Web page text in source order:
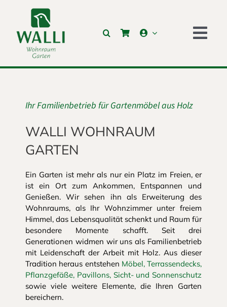
SHOP
LEISTUNGEN
ÜBER UNS
REFERENZEN
AKTUELLES
KONTAKT
Ihr Familienbetrieb fürGartenmöbel aus Holz
WALLI WOHNRAUM
GARTEN
Ein Garten ist mehr als nur ein Platz im Freien, er
ist ein Ort zum Ankommen, Entspannen und
Genießen. Wir sehen ihn als Erweiterung des
Wohnraums, als Ihr Wohnzimmer unter freiem
Himmel, das Lebensqualität schenkt und Raum für
besondere Momente schafft. Seit drei
Generationen widmen wir uns als Familienbetrieb
mit Leidenschaft der Arbeit mit Holz. Aus dieser
Tradition heraus entstehen Möbel, Terrassendecks,
Pflanzgefäße, Pavillons, Sicht- und Sonnenschutz
sowie viele weitere Elemente, die Ihren Garten
bereichern.